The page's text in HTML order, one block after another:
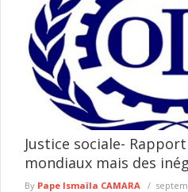
défèrement au parquet d’un
affaire de ...
lire plus
Justice sociale-
mondiaux mais des
By Pape Ismaïla CAMARA